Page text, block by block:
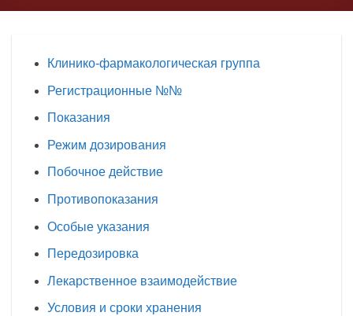
Клинико-фармакологическая группа
Регистрационные №№
Показания
Режим дозирования
Побочное действие
Противопоказания
Особые указания
Передозировка
Лекарственное взаимодействие
Условия и сроки хранения